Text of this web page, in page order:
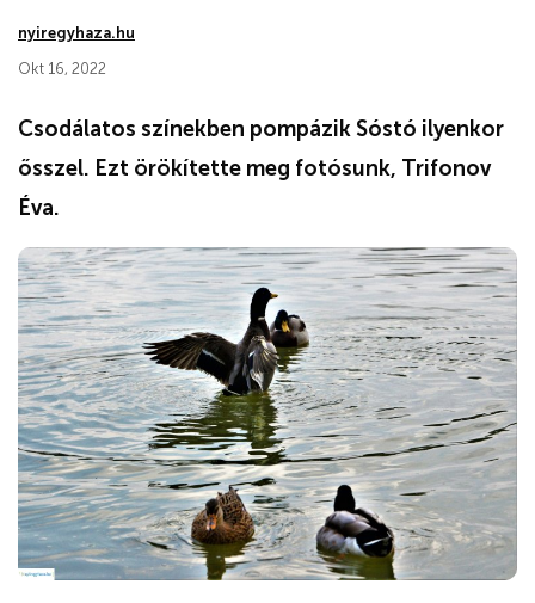
nyiregyhaza.hu
Okt 16, 2022
Csodálatos színekben pompázik Sóstó ilyenkor
ősszel. Ezt örökítette meg fotósunk, Trifonov
Éva.